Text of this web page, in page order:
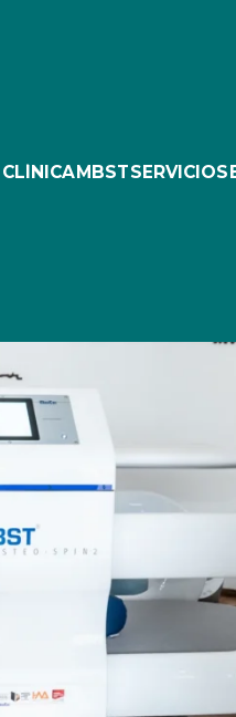
CLÍNICAMBSTSERVICIOS
en el